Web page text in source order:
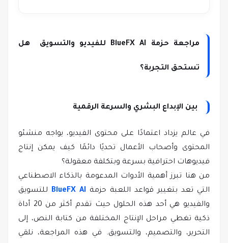
مراجعة حزمة BlueFX AI للفيديو والتسويق هل
تستحق التجربة؟
بين الإبداع البشري والسرعة الرقمية
في عالم يزداد اعتمادًا على محتوى الفيديو، يواجه منشئو
المحتوى وأصحاب الأعمال تحديًا دائمًا كيف يمكن إنتاج
فيديوهات احترافية بسرعة وبتكلفة معقولة؟
من هنا تبرز أهمية الأدوات المدعومة بالذكاء الاصطناعي
التي تعد بتغيير قواعد اللعبة حزمة BlueFX AI للتسويق
والفيديو هي أحد هذه الحلول حيث تقدم أكثر من 20 أداة
ذكية تغطي مراحل الإنتاج المختلفة من كتابة النص، إلى
التحرير، والتصميم، والتسويق. في هذه المراجعة، نلقي